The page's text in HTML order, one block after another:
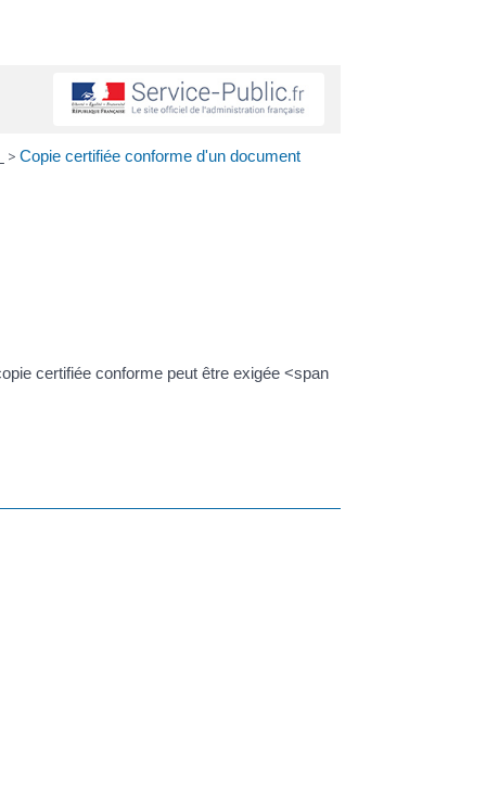
> Copie certifiée conforme d'un document
certifiée conforme peut être exigée <span